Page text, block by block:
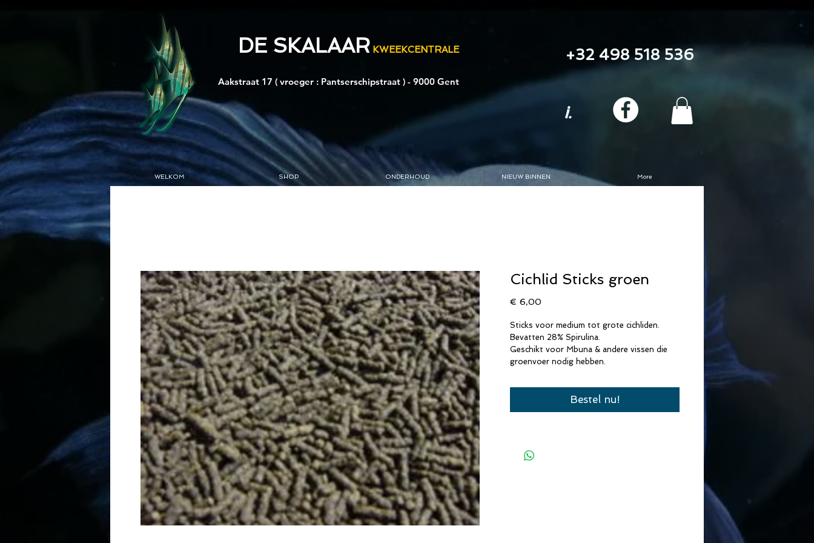
DE SKALAAR KWEEKCENTRALE
Aakstraat 17 ( vroeger : Pantserschipstraat ) - 9000 Gent
+32 498 518 536
i.
WELKOM SHOP ONDERHOUD NIEUW BINNEN More
Cichlid Sticks groen
€ 6,00
Sticks voor medium tot grote cichliden.
Bevatten 28% Spirulina.
Geschikt voor Mbuna & andere vissen die
groenvoer nodig hebben.
Bestel nu!